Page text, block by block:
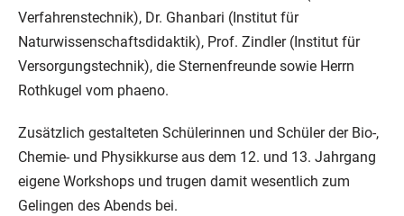
Verfahrenstechnik), Dr. Ghanbari (Institut für
Naturwissenschaftsdidaktik), Prof. Zindler (Institut für
Versorgungstechnik), die Sternenfreunde sowie Herrn
Rothkugel vom phaeno.
Zusätzlich gestalteten Schülerinnen und Schüler der Bio-,
Chemie- und Physikkurse aus dem 12. und 13. Jahrgang
eigene Workshops und trugen damit wesentlich zum
Gelingen des Abends bei.